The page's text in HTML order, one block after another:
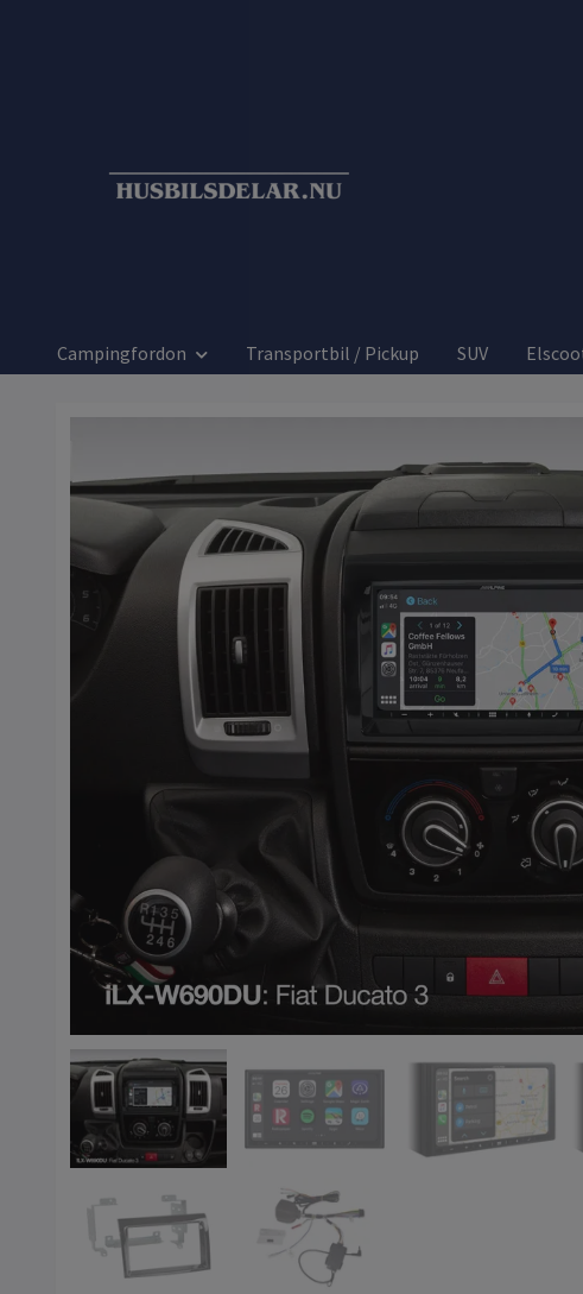
Campingfordon Transportbil / Pickup SUV